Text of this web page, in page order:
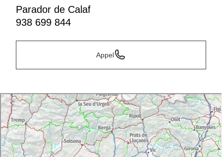
Parador de Calaf
938 699 844
Appel